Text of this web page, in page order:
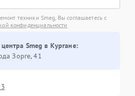
техники Smeg, Вы соглашаетесь с
конфиденциальности
Smeg в Кургане:
Зорге, 41